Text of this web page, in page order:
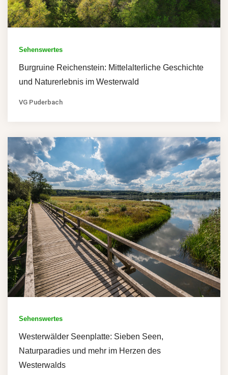
Sehenswertes
Burgruine Reichenstein: Mittelalterliche Geschichte
und Naturerlebnis im Westerwald
VG Puderbach
Sehenswertes
Westerwälder Seenplatte: Sieben Seen,
Naturparadies und mehr im Herzen des
Westerwalds